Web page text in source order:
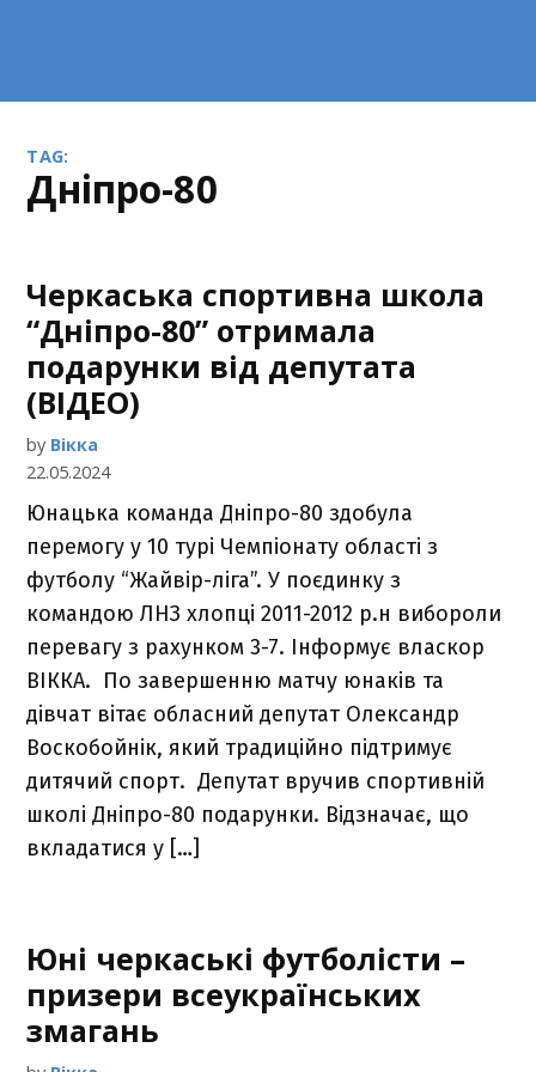
TAG:
Дніпро-80
Черкаська спортивна школа
“Дніпро-80” отримала
подарунки від депутата
(ВІДЕО)
by Вікка
22.05.2024
Юнацька команда Дніпро-80 здобула
перемогу у 10 турі Чемпіонату області з
футболу “Жайвір-ліга”. У поєдинку з
командою ЛНЗ хлопці 2011-2012 р.н вибороли
перевагу з рахунком 3-7. Інформує власкор
ВІККА. По завершенню матчу юнаків та
дівчат вітає обласний депутат Олександр
Воскобойнік, який традиційно підтримує
дитячий спорт. Депутат вручив спортивній
школі Дніпро-80 подарунки. Відзначає, що
вкладатися у […]
Юні черкаські футболісти –
призери всеукраїнських
змагань